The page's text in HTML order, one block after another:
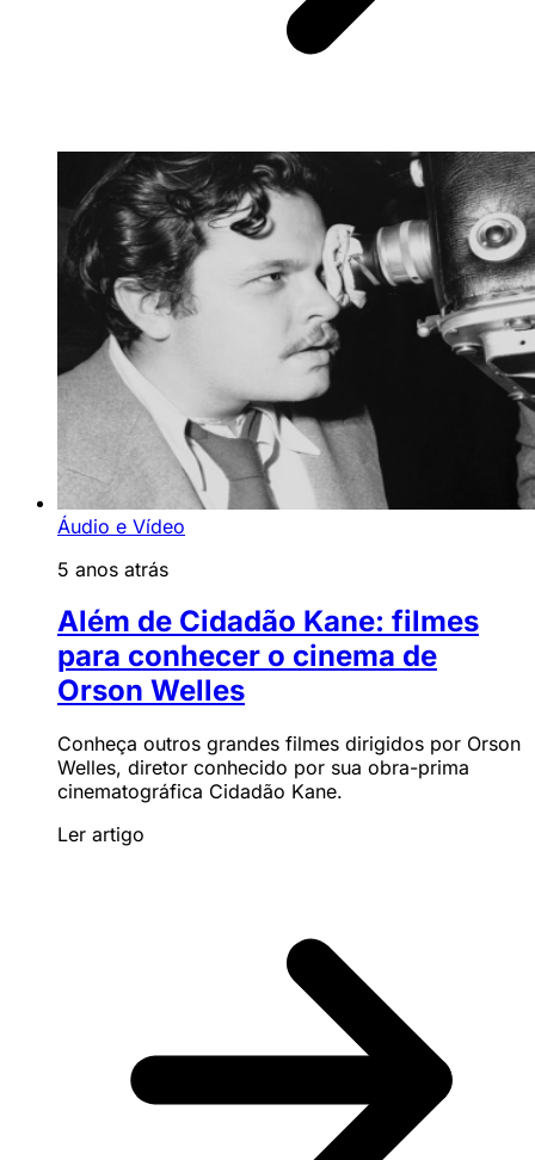
Áudio e Vídeo
5 anos atrás
Além de Cidadão Kane: filmes
para conhecer o cinema de
Orson Welles
Conheça outros grandes filmes dirigidos por Orson
Welles, diretor conhecido por sua obra-prima
cinematográfica Cidadão Kane.
Ler artigo